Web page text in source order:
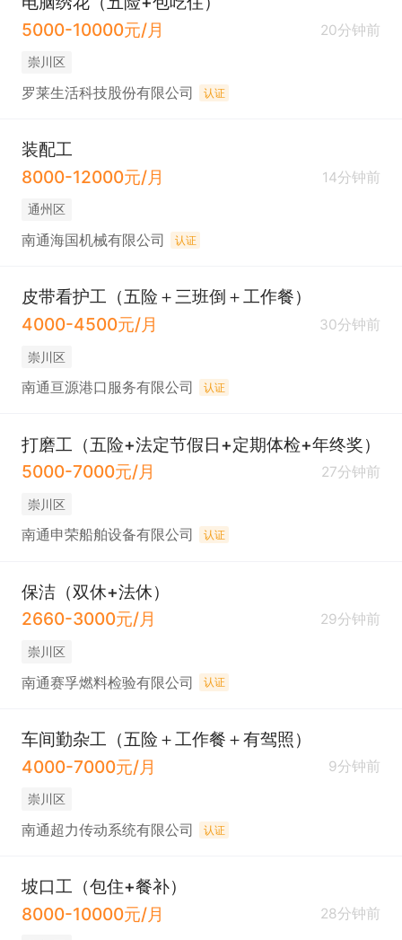
5000-10000元/月
20分钟前
崇川区
罗莱生活科技股份有限公司 认证
装配工
8000-12000元/月
14分钟前
通州区
南通海国机械有限公司 认证
皮带看护工（五险＋三班倒＋工作餐）
4000-4500元/月
30分钟前
崇川区
南通亘源港口服务有限公司 认证
打磨工（五险+法定节假日+定期体检+年终奖）
5000-7000元/月
27分钟前
崇川区
南通申荣船舶设备有限公司 认证
保洁（双休+法休）
2660-3000元/月
29分钟前
崇川区
南通赛孚燃料检验有限公司 认证
车间勤杂工（五险＋工作餐＋有驾照）
4000-7000元/月
9分钟前
崇川区
南通超力传动系统有限公司 认证
坡口工（包住+餐补）
8000-10000元/月
28分钟前